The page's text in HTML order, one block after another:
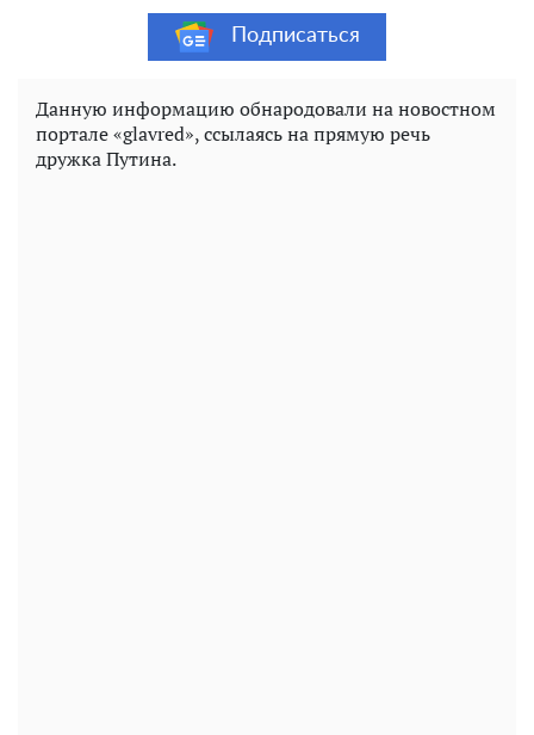
Подписаться
Данную информацию обнародовали на новостном
портале «glavred», ссылаясь на прямую речь
дружка Путина.